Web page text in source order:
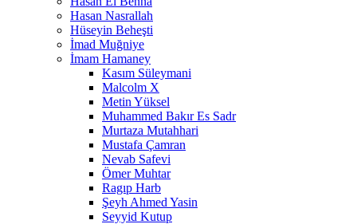
Hasan Nasrallah
Hüseyin Beheşti
İmad Muğniye
İmam Hamaney
Kasım Süleymani
Malcolm X
Metin Yüksel
Muhammed Bakır Es Sadr
Murtaza Mutahhari
Mustafa Çamran
Nevab Safevi
Ömer Muhtar
Ragıp Harb
Şeyh Ahmed Yasin
Seyyid Kutup